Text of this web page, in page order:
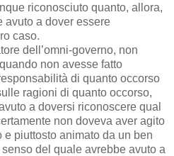
riconosciuto quanto, allora,
avuto a dover essere
caso.
dell’omni-governo, non
non avesse fatto
di quanto occorso
ragioni di quanto occorso,
a doversi riconoscere qual
non doveva aver agito
piuttosto animato da un ben
del quale avrebbe avuto a